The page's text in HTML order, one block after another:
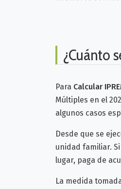
¿Cuánto
Para Calcular
Múltiples en el
algunos casos
Desde que se
unidad familiar.
lugar, paga de
La medida